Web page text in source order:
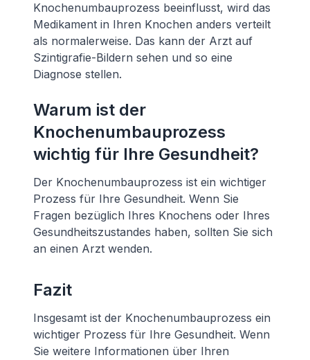
Knochenumbauprozess beeinflusst, wird das
Medikament in Ihren Knochen anders verteilt
als normalerweise. Das kann der Arzt auf
Szintigrafie-Bildern sehen und so eine
Diagnose stellen.
Warum ist der
Knochenumbauprozess
wichtig für Ihre Gesundheit?
Der Knochenumbauprozess ist ein wichtiger
Prozess für Ihre Gesundheit. Wenn Sie
Fragen bezüglich Ihres Knochens oder Ihres
Gesundheitszustandes haben, sollten Sie sich
an einen Arzt wenden.
Fazit
Insgesamt ist der Knochenumbauprozess ein
wichtiger Prozess für Ihre Gesundheit. Wenn
Sie weitere Informationen über Ihren